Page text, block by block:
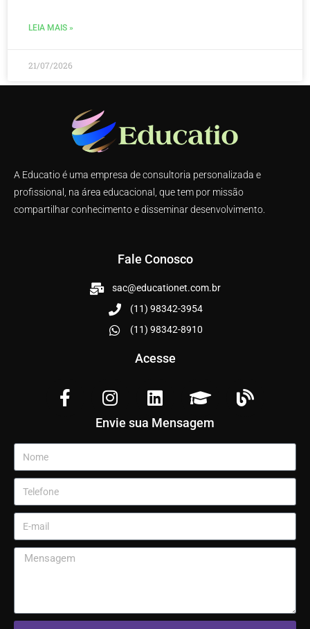
LEIA MAIS »
21/07/2026
A Educatio é uma empresa de consultoria personalizada e
profissional, na área educacional, que tem por missão
compartilhar conhecimento e disseminar desenvolvimento.
Fale Conosco
sac@educationet.com.br
(11) 98342-3954
(11) 98342-8910
Acesse
Envie sua Mensagem